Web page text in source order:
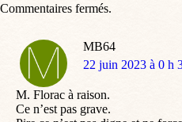
MB64
dit
22 juin 2023 à 0 h
M. Florac à raison.
Ce n’est pas grave.
Commentaires fermés.